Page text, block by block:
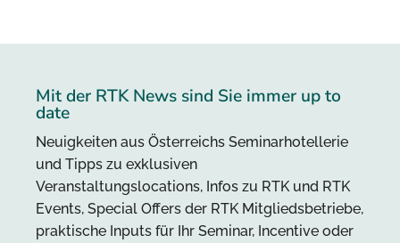
Mit der RTK News sind Sie immer up to
date
Neuigkeiten aus Österreichs Seminarhotellerie
und Tipps zu exklusiven
Veranstaltungslocations, Infos zu RTK und RTK
Events, Special Offers der RTK Mitgliedsbetriebe,
praktische Inputs für Ihr Seminar, Incentive oder